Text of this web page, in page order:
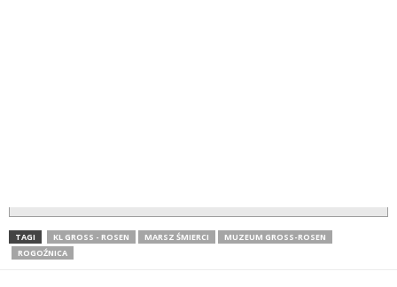
TAGI KL GROSS - ROSEN MARSZ ŚMIERCI
MUZEUM GROSS-ROSEN
ROGOŹNICA